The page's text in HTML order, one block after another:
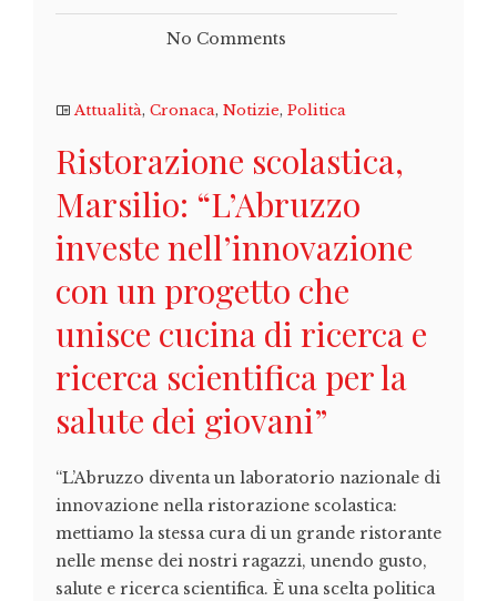
No Comments
Attualità, Cronaca, Notizie, Politica
Ristorazione scolastica,
Marsilio: “L’Abruzzo
investe nell’innovazione
con un progetto che
unisce cucina di ricerca e
ricerca scientifica per la
salute dei giovani”
“L’Abruzzo diventa un laboratorio nazionale di
innovazione nella ristorazione scolastica:
mettiamo la stessa cura di un grande ristorante
nelle mense dei nostri ragazzi, unendo gusto,
salute e ricerca scientifica. È una scelta politica